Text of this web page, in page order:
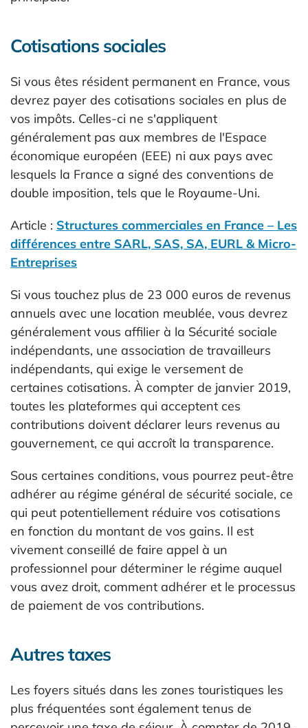
Cotisations sociales
Si vous êtes résident permanent en France, vous
devrez payer des cotisations sociales en plus de
vos impôts. Celles-ci ne s'appliquent
généralement pas aux membres de l'Espace
économique européen (EEE) ni aux pays avec
lesquels la France a signé des conventions de
double imposition, tels que le Royaume-Uni.
Article : Structures commerciales en France – Les
différences entre SARL, SAS, SA, EURL & Micro-
Entreprises
Si vous touchez plus de 23 000 euros de revenus
annuels avec une location meublée, vous devrez
généralement vous affilier à la Sécurité sociale
indépendants, une association de travailleurs
indépendants, qui exige le versement de
certaines cotisations. À compter de janvier 2019,
toutes les plateformes qui acceptent ces
contributions doivent déclarer leurs revenus au
gouvernement, ce qui accroît la transparence.
Sous certaines conditions, vous pourrez peut-être
adhérer au régime général de sécurité sociale, ce
qui peut potentiellement réduire vos cotisations
en fonction du montant de vos gains. Il est
vivement conseillé de faire appel à un
professionnel pour déterminer le régime auquel
vous avez droit, comment adhérer et le processus
de paiement de vos contributions.
Autres taxes
Les foyers situés dans les zones touristiques les
plus fréquentées sont également tenus de